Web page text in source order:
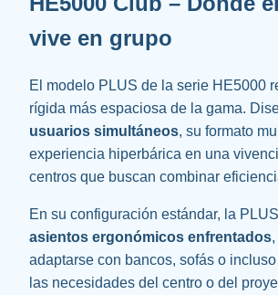
vive en grupo
El modelo PLUS de la serie HE5000
rígida más espaciosa de la gama.
usuarios simultáneos, su formato
experiencia hiperbárica en una
centros que buscan combinar
En su configuración estándar, la
asientos ergonómicos enfrentados
adaptarse con bancos, sofás o
las necesidades del centro o del